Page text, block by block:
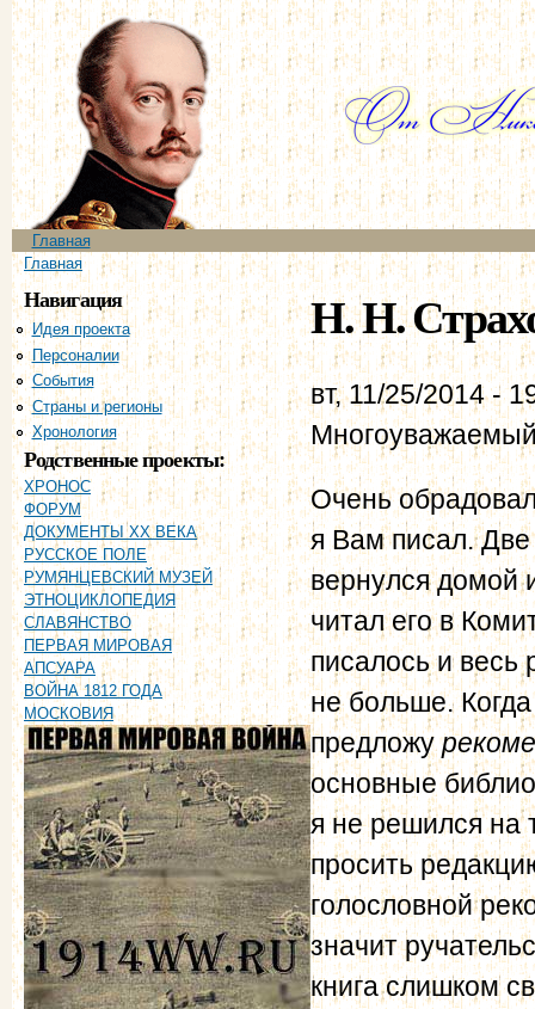
Главное меню
Главная
Вы здесь
Главная
Навигация
Идея проекта
Персоналии
События
Страны и регионы
Хронология
Родственные проекты:
ХРОНОС
ФОРУМ
ДОКУМЕНТЫ XX ВЕКА
РУССКОЕ ПОЛЕ
РУМЯНЦЕВСКИЙ МУЗЕЙ
ЭТНОЦИКЛОПЕДИЯ
СЛАВЯНСТВО
ПЕРВАЯ МИРОВАЯ
АПСУАРА
ВОЙНА 1812 ГОДА
МОСКОВИЯ
Н. Н.
вт, 11/25/2014 -
Очень
я Вам писал.
вернулся домой
читал его в
писалось и весь
не больше.
предложу
основные
я не решился на
просить
голословной
значит
книга слишком